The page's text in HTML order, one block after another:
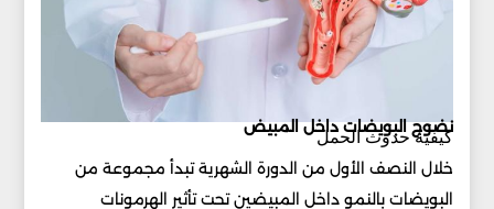
كيفية حدوث الحمل
نضوج البويضات داخل المبيض
خلال النصف الأول من الدورة الشهرية تبدأ مجموعة من
البويضات بالنمو داخل المبيضين تحت تأثير الهرمونات